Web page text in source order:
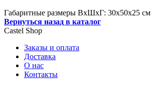
Габаритные размеры ВхШхГ: 30x50x25 см
Вернуться назад в каталог
Castel Shop
Заказы и оплата
Доставка
О нас
Контакты